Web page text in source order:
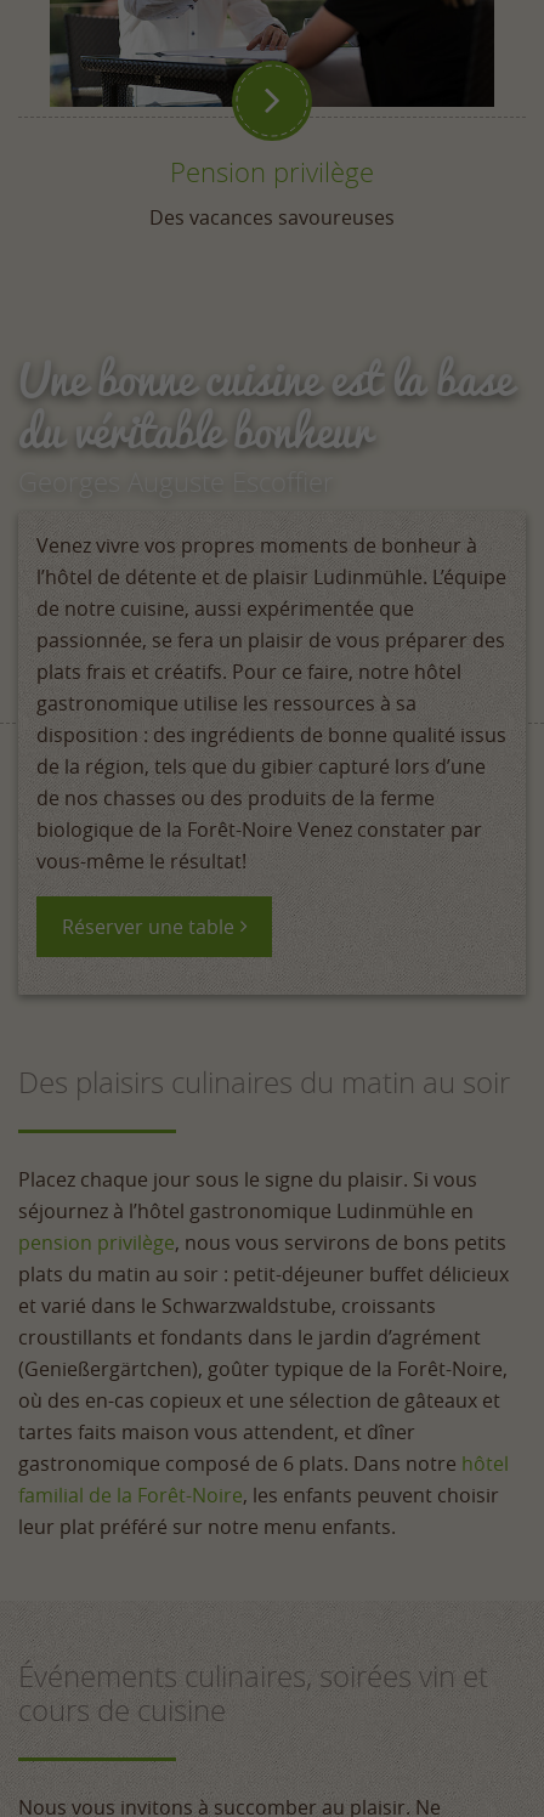

Pension privilège
Des vacances savoureuses
Une bonne cuisine est la base
du véritable bonheur
Venez vivre vos propres moments de bonheur à
l’hôtel de détente et de plaisir Ludinmühle. L’équipe
de notre cuisine, aussi expérimentée que
passionnée, se fera un plaisir de vous préparer des
plats frais et créatifs. Pour ce faire, notre hôtel
gastronomique utilise les ressources à sa
disposition : des ingrédients de bonne qualité issus
de la région, tels que du gibier capturé lors d’une
de nos chasses ou des produits de la ferme
biologique de la Forêt-Noire Venez constater par
vous-même le résultat!
Réserver une table
Des plaisirs culinaires du matin au soir
Placez chaque jour sous le signe du plaisir. Si vous
séjournez à l’hôtel gastronomique Ludinmühle en
pension privilège, nous vous servirons de bons petits
plats du matin au soir : petit-déjeuner buffet délicieux
et varié dans le Schwarzwaldstube, croissants
croustillants et fondants dans le jardin d’agrément
(Genießergärtchen), goûter typique de la Forêt-Noire,
où des en-cas copieux et une sélection de gâteaux et
tartes faits maison vous attendent, et dîner
gastronomique composé de 6 plats. Dans notre hôtel
familial de la Forêt-Noire, les enfants peuvent choisir
leur plat préféré sur notre menu enfants.
Événements culinaires, soirées vin et
cours de cuisine
Nous vous invitons à succomber au plaisir. Ne